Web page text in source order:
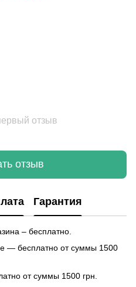
отзыв
отзыв
Гарантия
– бесплатно.
— бесплатно от суммы 1500
от суммы 1500 грн.